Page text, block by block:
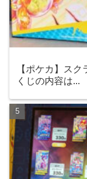
【ポケカ】ス
くじの内容は...